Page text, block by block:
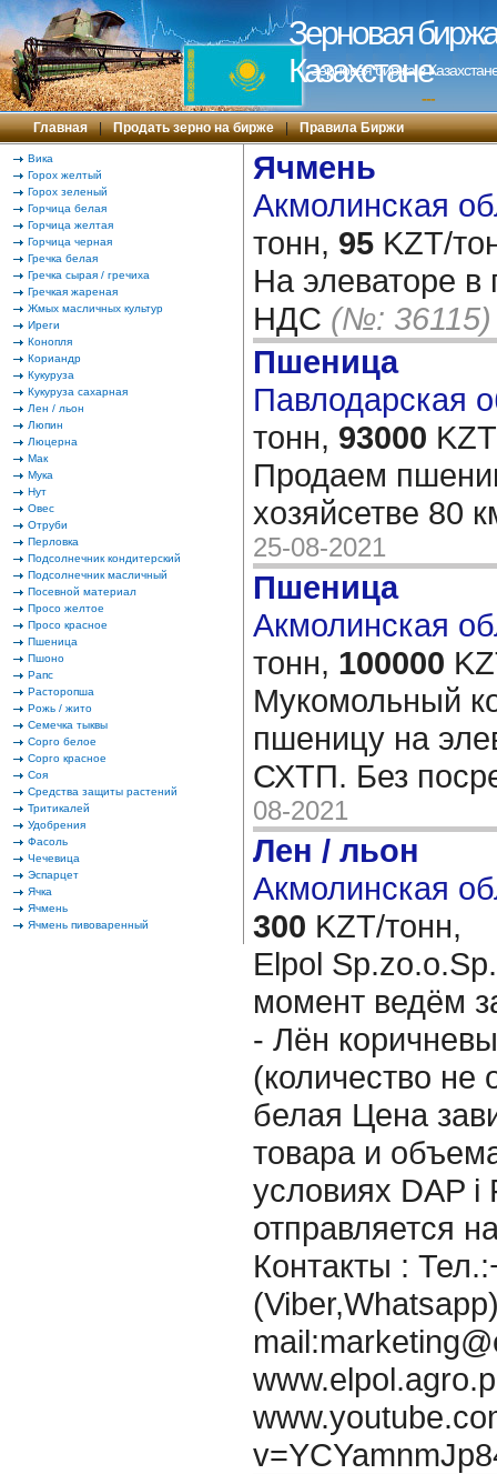
Зерновая
Казахстане
Зерновая биржа в
---
Главная | Продать зерно на бирже | Правила Биржи
Вика
Горох желтый
Горох зеленый
Горчица белая
Горчица желтая
Горчица черная
Гречка белая
Гречка сырая / гречиха
Гречкая жареная
Жмых масличных культур
Иреги
Конопля
Кориандр
Кукуруза
Кукуруза сахарная
Лен / льон
Люпин
Люцерна
Мак
Мука
Нут
Овес
Отруби
Перловка
Подсолнечник кондитерский
Подсолнечник масличный
Посевной материал
Просо желтое
Просо красное
Пшеница
Пшоно
Рапс
Расторопша
Рожь / жито
Семечка тыквы
Сорго белое
Сорго красное
Соя
Средства защиты растений
Тритикалей
Удобрения
Фасоль
Чечевица
Эспарцет
Ячка
Ячмень
Ячмень пивоваренный
Ячмень
Акмолинская
тонн, 95 KZT/
На элеваторе в
НДС (№: 36115)
Пшеница
Павлодарская
тонн, 93000
Продаем
хозяйсетве 80
25-08-2021
Пшеница
Акмолинская
тонн, 100000
Мукомольный
пшеницу на
СХТП. Без
08-2021
Лен / льон
Акмолинская
300 KZT/тонн,
Elpol
момент ведём
- Лён
(количество не
белая Цена
товара и
условиях DAP i
отправляется
Контакты :